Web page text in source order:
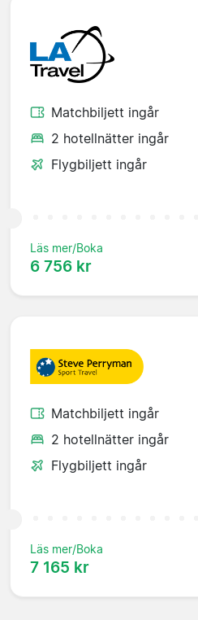
Matchbiljett ingår
2 hotellnätter ingår
Flygbiljett ingår
Läs mer/Boka
6 756 kr
Matchbiljett ingår
2 hotellnätter ingår
Flygbiljett ingår
Läs mer/Boka
7 165 kr